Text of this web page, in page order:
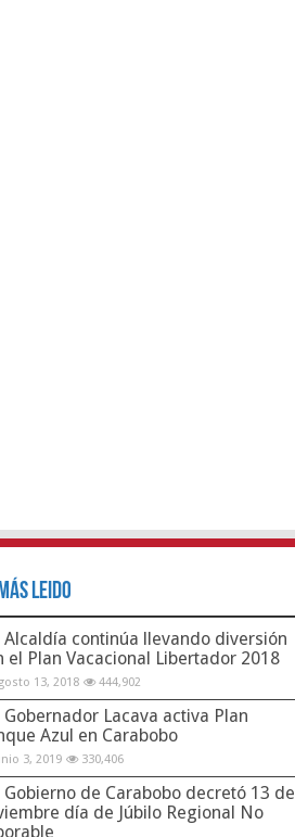
Leido
Alcaldía continúa llevando diversión
el Plan Vacacional Libertador 2018
13, 2018 444,902
Gobernador Lacava activa Plan
Azul en Carabobo
3, 2019 330,406
Gobierno de Carabobo decretó 13 de
día de Júbilo Regional No